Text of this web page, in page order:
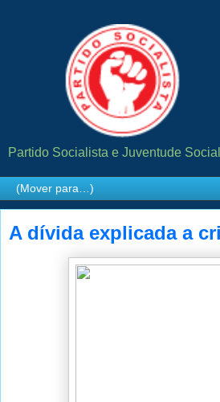
Partido Socialista e Juventude
A dívida explicada a